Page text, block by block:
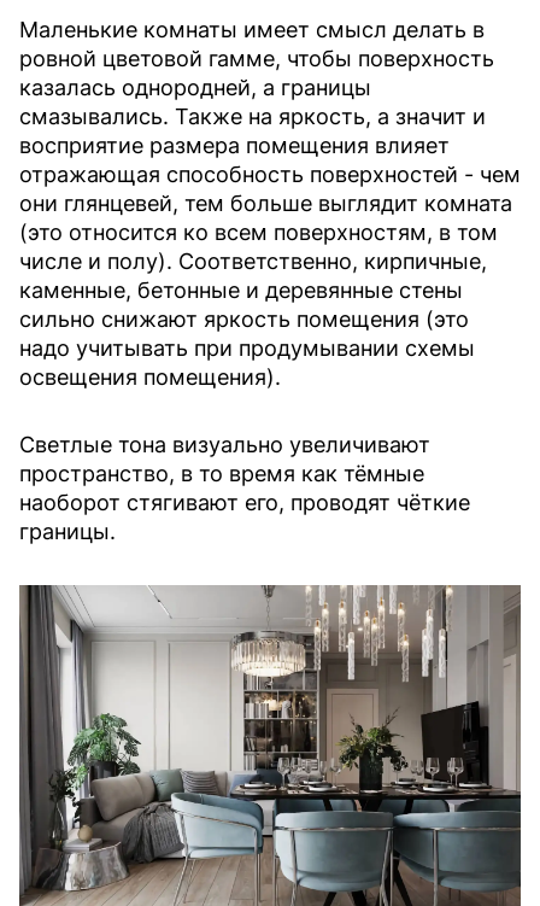
Маленькие комнаты имеет смысл делать в
ровной цветовой гамме, чтобы поверхность
казалась однородней, а границы
смазывались. Также на яркость, а значит и
восприятие размера помещения влияет
отражающая способность поверхностей - чем
они глянцевей, тем больше выглядит комната
(это относится ко всем поверхностям, в том
числе и полу). Соответственно, кирпичные,
каменные, бетонные и деревянные стены
сильно снижают яркость помещения (это
надо учитывать при продумывании схемы
освещения помещения).
Светлые тона визуально увеличивают
пространство, в то время как тёмные
наоборот стягивают его, проводят чёткие
границы.